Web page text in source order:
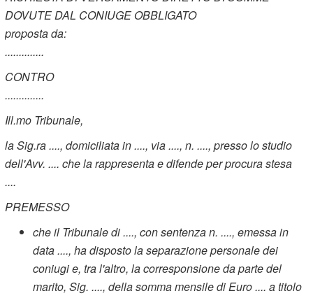
DOVUTE DAL CONIUGE OBBLIGATO
proposta da:
..............
CONTRO
..............
Ill.mo Tribunale,
la Sig.ra ...., domiciliata in ...., via ...., n. ...., presso lo studio
dell'Avv. .... che la rappresenta e difende per procura stesa
....
PREMESSO
che il Tribunale di ...., con sentenza n. ...., emessa in
data ...., ha disposto la separazione personale dei
coniugi e, tra l'altro, la corresponsione da parte del
marito, Sig. ...., della somma mensile di Euro .... a titolo